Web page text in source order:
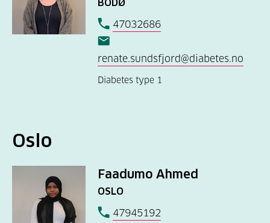
BODØ
47032686
renate.sundsfjord@diabetes.no
Diabetes type 1
Oslo
Faadumo Ahmed
OSLO
47945192